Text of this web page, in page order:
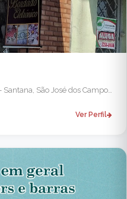
R. Carlos Belmiro dos Santos, 193 - Santana, São José dos Campos - SP, 12212-050, Brasil
Ver Perfil